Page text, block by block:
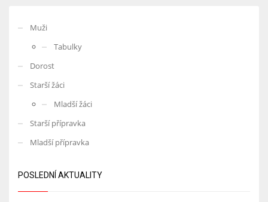
Muži
Tabulky
Dorost
Starší žáci
Mladší žáci
Starší přípravka
Mladší přípravka
POSLEDNÍ AKTUALITY